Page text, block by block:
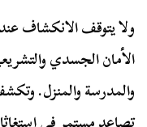
ولا يتوقف الانكشاف
الأمان الجسدي
والمدرسة والمنزل.